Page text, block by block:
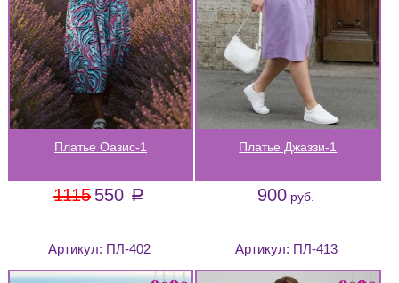
Платье Оазис-1
1115 550 a
Платье Джаззи-1
900 руб.
Артикул: ПЛ-402 Артикул: ПЛ-413